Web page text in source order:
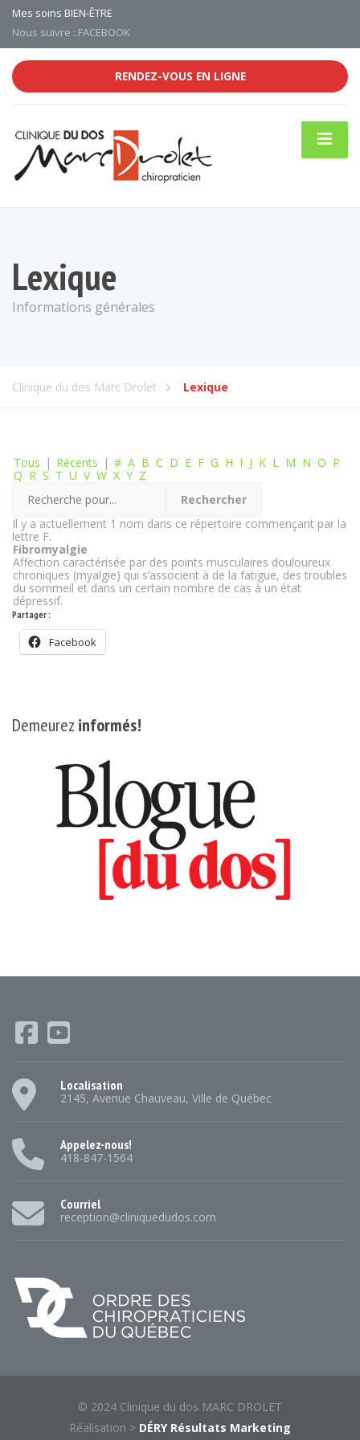
Mes soins BIEN-ÊTRE
Nous suivre : FACEBOOK
RENDEZ-VOUS EN LIGNE
Lexique
Informations générales
Clinique du dos Marc Drolet Lexique
Tous | Récents | # A B C D E F G H I J K L M N O P
Q R S T U V W X Y Z
Il y a actuellement 1 nom dans ce répertoire commençant par la
lettre F.
Fibromyalgie
Affection caractérisée par des points musculaires douloureux
chroniques (myalgie) qui s’associent à de la fatigue, des troubles
du sommeil et dans un certain nombre de cas à un état
dépressif.
Partager :
Facebook
Demeurez informés!
Localisation
2145, Avenue Chauveau, Ville de Québec
Appelez-nous!
418-847-1564
Courriel
reception@cliniquedudos.com
© 2024 Clinique du dos MARC DROLET
Réalisation > DÉRY Résultats Marketing